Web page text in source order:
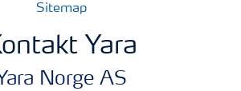
Sitemap
Yara
Norge AS